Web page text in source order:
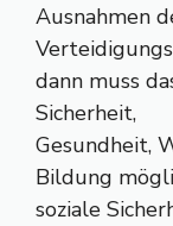
Ausnahmen
dann muss
Sicherheit,
Gesundheit,
Bildung
soziale